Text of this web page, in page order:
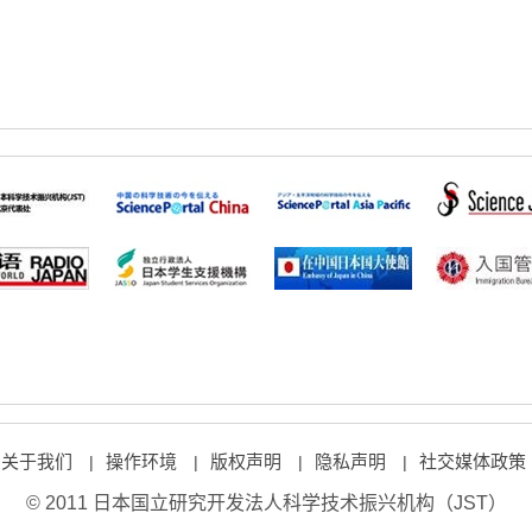
关于我们 | 操作环境 | 版权声明 | 隐私声明 | 社交媒体政策
© 2011 日本国立研究开发法人科学技术振兴机构（JST）